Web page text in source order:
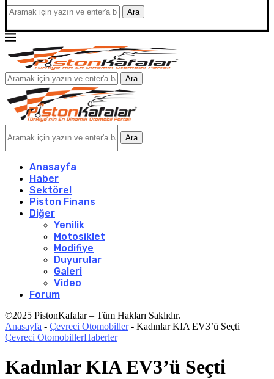
Ara
Ara
Ara
Anasayfa
Haber
Sektörel
Piston Finans
Diğer
Yenilik
Motosiklet
Modifiye
Duyurular
Galeri
Video
Forum
©2025 PistonKafalar – Tüm Hakları Saklıdır.
Anasayfa - Çevreci Otomobiller- Kadınlar KIA EV3’ü Seçti
Çevreci OtomobillerHaberler
Kadınlar KIA EV3’ü Seçti